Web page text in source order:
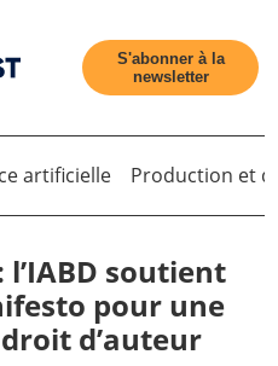
S'abonner à la
newsletter
artificielle Production et
soutient
pour une
d’auteur